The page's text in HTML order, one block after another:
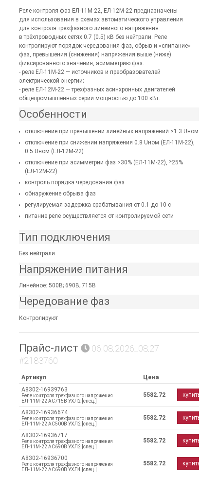
Реле контроля фаз ЕЛ-11М-22, ЕЛ-12М-22 предназначены
для использования в схемах автоматического управления
для контроля трёхфазного линейного напряжения
в трёхпроводных сетях 0.7 (0.5) кВ без нейтрали. Реле
контролируют порядок чередования фаз, обрыв и «слипание»
фаз, превышения (снижения) напряжения выше (ниже)
фиксированного значения, асимметрию фаз:
- реле ЕЛ-11М-22 — источников и преобразователей
электрической энергии;
- реле ЕЛ-12М-22 — трехфазных асинхронных двигателей
общепромышленных серий мощностью до 100 кВт.
Особенности
отключение при превышении линейных напряжений >1.3 Uном
отключение при снижении напряжения 0.8 Uном (ЕЛ-11М-22),
0.5 Uном (ЕЛ-12М-22)
отключение при асимметрии фаз >30% (ЕЛ-11М-22), ˃25%
(ЕЛ-12М-22)
контроль порядка чередования фаз
обнаружение обрыва фаз
регулируемая задержка срабатывания от 0.1 до 10 с
питание реле осуществляется от контролируемой сети
Тип подключения
Без нейтрали
Напряжение питания
Линейное: 500В; 690В; 715В
Чередование фаз
Контролируют
Прайс-лист
06.08.2026_08:27
#2183760
Артикул
Цена
A8302-16939763
Реле контроля трехфазного напряжения
ЕЛ-11М-22 AC715В УХЛ2 [спец.]
5582.72 купить
A8302-16936674
Реле контроля трехфазного напряжения
ЕЛ-11М-22 AC500В УХЛ2 [спец.]
5582.72 купить
A8302-16936717
Реле контроля трехфазного напряжения
ЕЛ-11М-22 AC690В УХЛ2 [спец.]
5582.72 купить
A8302-16936700
Реле контроля трехфазного напряжения
ЕЛ-11М-22 AC690В УХЛ4 [спец.]
5582.72 купить